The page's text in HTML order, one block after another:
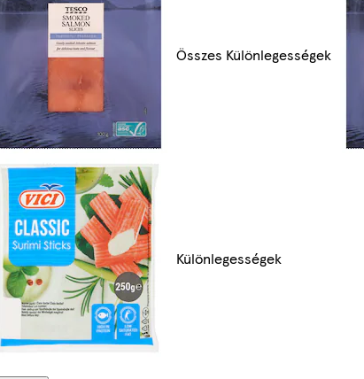
Összes Különlegességek
Különlegességek